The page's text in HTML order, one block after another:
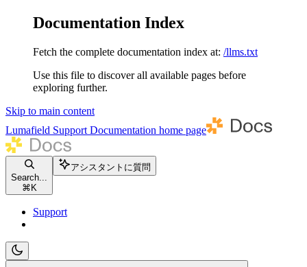
Documentation Index
Fetch the complete documentation index at: /llms.txt
Use this file to discover all available pages before
exploring further.
Skip to main content
Lumafield Support Documentation home page
Search...
⌘ K
アシスタントに質問
Support